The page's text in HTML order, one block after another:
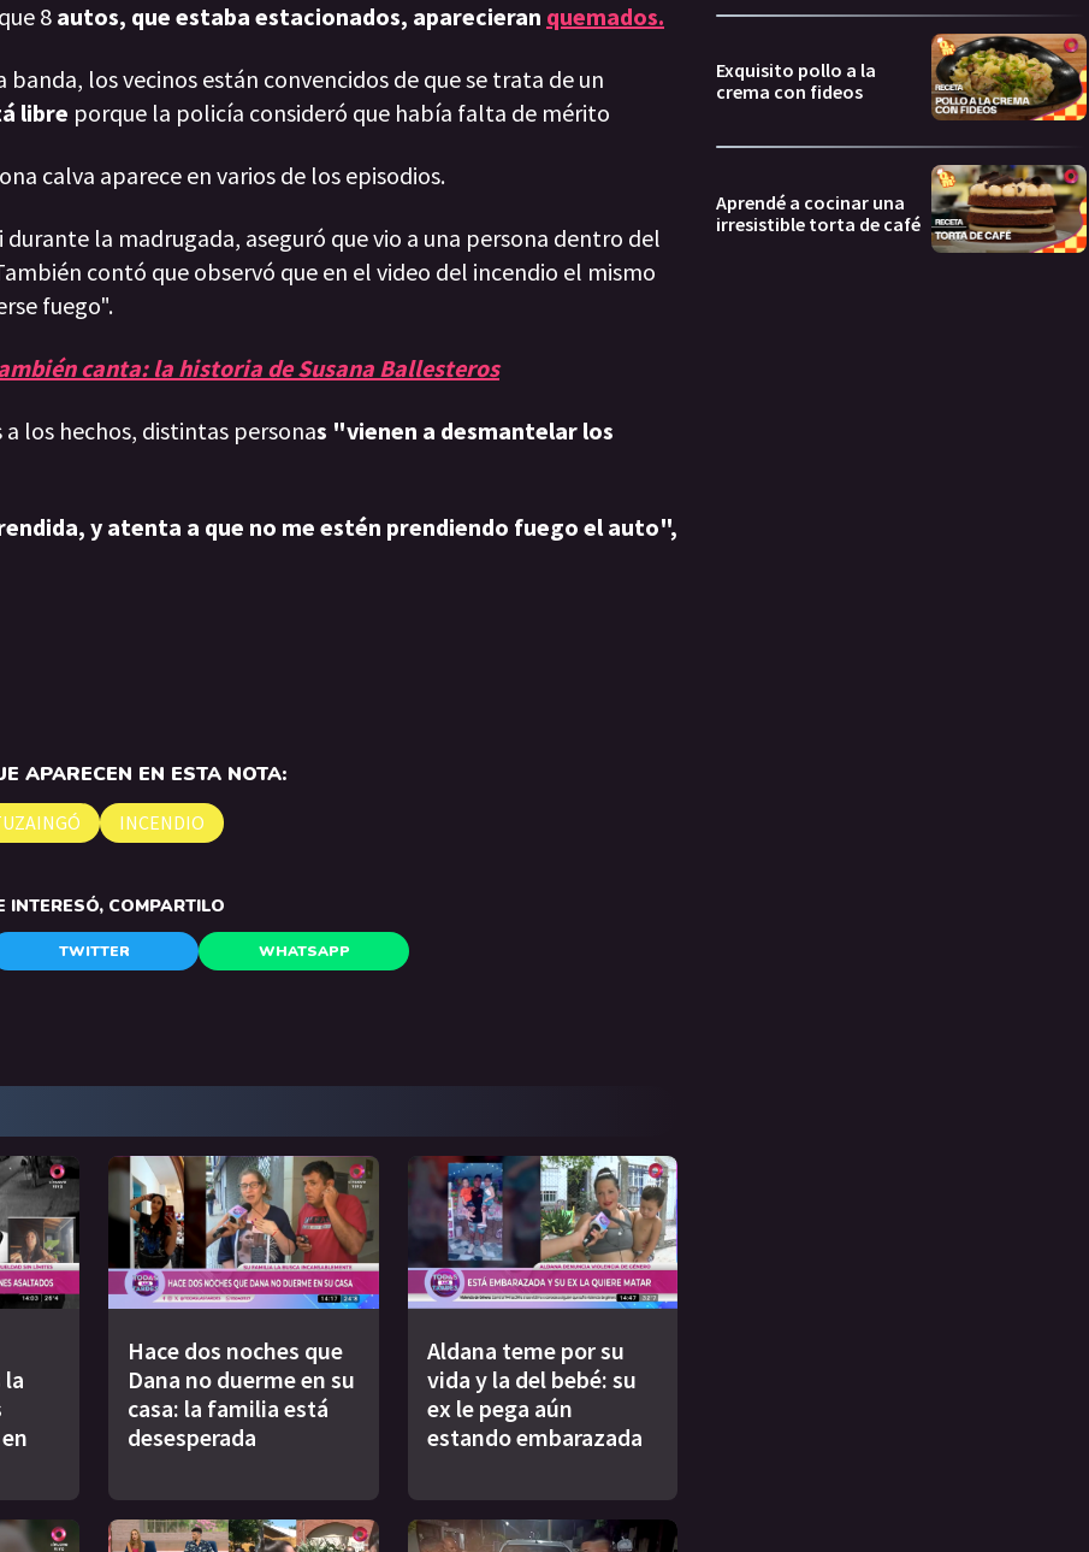
8 autos, que estaba estacionados, aparecieran quemados.
los vecinos están convencidos de que se trata de un
libre porque la policía consideró que había falta de mérito
calva aparece en varios de los episodios.
la madrugada, aseguró que vio a una persona dentro del
contó que observó que en el video del incendio el mismo
fuego".
canta: la historia de Susana Ballesteros
los hechos, distintas personas "vienen a desmantelar los
y atenta a que no me estén prendiendo fuego el auto",
APARECEN EN ESTA NOTA:
INCENDIO
INTERESÓ, COMPARTILO
TWITTER WHATSAPP
la
Hace dos noches que
Dana no duerme en su
casa: la familia está
desesperada
Aldana teme por su
vida y la del bebé: su
ex le pega aún
estando embarazada
Exquisito pollo a la
crema con fideos
Aprendé a cocinar una
irresistible torta de café